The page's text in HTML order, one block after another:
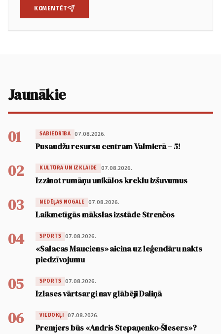
KOMENTĒT
Jaunākie
01 SABIEDRĪBA 07.08.2026.
Pusaudžu resursu centram Valmierā – 5!
02 KULTŪRA UN IZKLAIDE 07.08.2026.
Izzinot rumāņu unikālos kreklu izšuvumus
03 NEDĒĻAS NOGALE 07.08.2026.
Laikmetīgās mākslas izstāde Strenčos
04 SPORTS 07.08.2026.
«Salacas Mauciens» aicina uz leģendāru nakts
piedzīvojumu
05 SPORTS 07.08.2026.
Izlases vārtsargi nav glābēji Daliņā
06 VIEDOKĻI 07.08.2026.
Premjers būs «Andris Stepaņenko-Šlesers»?